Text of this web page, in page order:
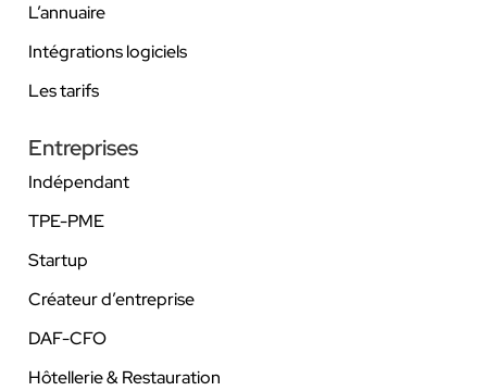
L’annuaire
Intégrations logiciels
Les tarifs
Entreprises
Indépendant
TPE-PME
Startup
Créateur d’entreprise
DAF-CFO
Hôtellerie & Restauration